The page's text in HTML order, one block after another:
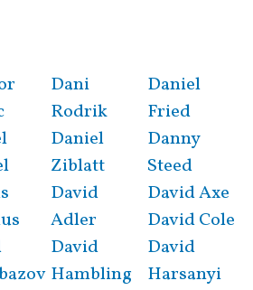
Dani
Rodrik
Daniel
Fried
Daniel
Ziblatt
Danny
Steed
David
Adler
David Axe
David Cole
David
Hambling
David
Harsanyi